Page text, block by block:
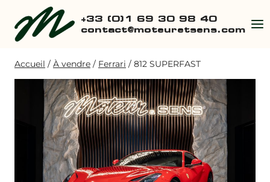
contenu
+33 (0)1 69 30 98 40
contact@moteuretsens.com
Accueil / À vendre / Ferrari / 812 SUPERFAST